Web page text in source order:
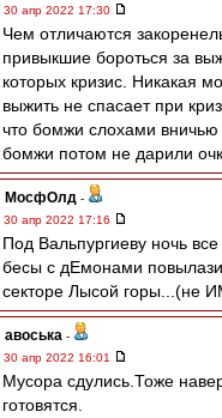
30 апр 2022 17:30
Чем отличаются
привыкшие бороться за
которых кризис. Никакая
выжить не спасает при
что бомжи слохами
бомжи потом не дарили
МосфОлд -
30 апр 2022 17:16
Под Вальпургиеву ночь
бесы с дЕмонами
секторе Лысой горы...(не
авоська -
30 апр 2022 16:01
Мусора сдулись.Тоже
готовятся.